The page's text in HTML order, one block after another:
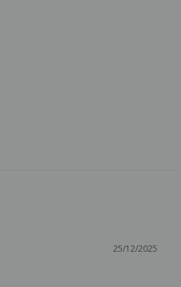
25/12/2025